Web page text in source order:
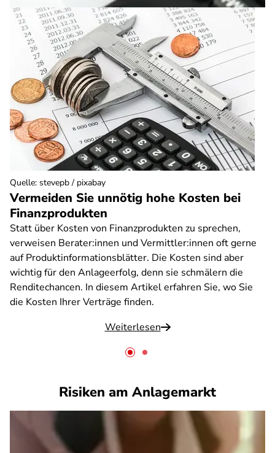
Vermeiden Sie unnötig hohe Kosten bei
Finanzprodukten
Statt über Kosten von Finanzprodukten zu sprechen,
verweisen Berater:innen und Vermittler:innen oft gerne
auf Produktinformationsblätter. Die Kosten sind aber
wichtig für den Anlageerfolg, denn sie schmälern die
Renditechancen. In diesem Artikel erfahren Sie, wo Sie
die Kosten Ihrer Verträge finden.
Weiterlesen
Quelle: stevepb / pixabay
Risiken am Anlagemarkt